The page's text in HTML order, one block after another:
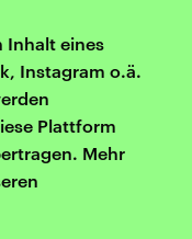
Inhalt eines
Instagram o.ä.
Plattform
Mehr